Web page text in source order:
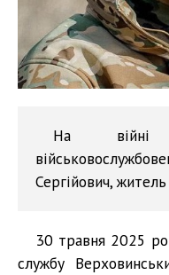
На війні
Сергійович,
30 травня 2025
службу